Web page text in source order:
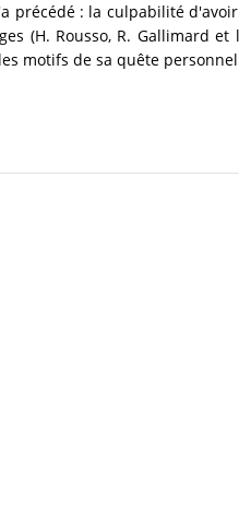
: la culpabilité
(H. Rousso, R. Gallimard
motifs de sa quête